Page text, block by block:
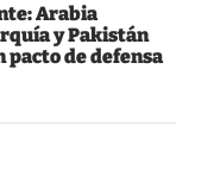
Arabia
y Pakistán
de defensa